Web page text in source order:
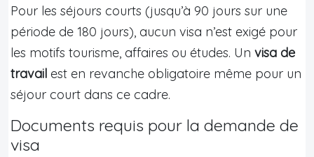
Pour les séjours courts (jusqu’à 90 jours sur une
période de 180 jours), aucun visa n’est exigé pour
les motifs tourisme, affaires ou études. Un visa de
travail est en revanche obligatoire même pour un
séjour court dans ce cadre.
Documents requis pour la demande de
visa